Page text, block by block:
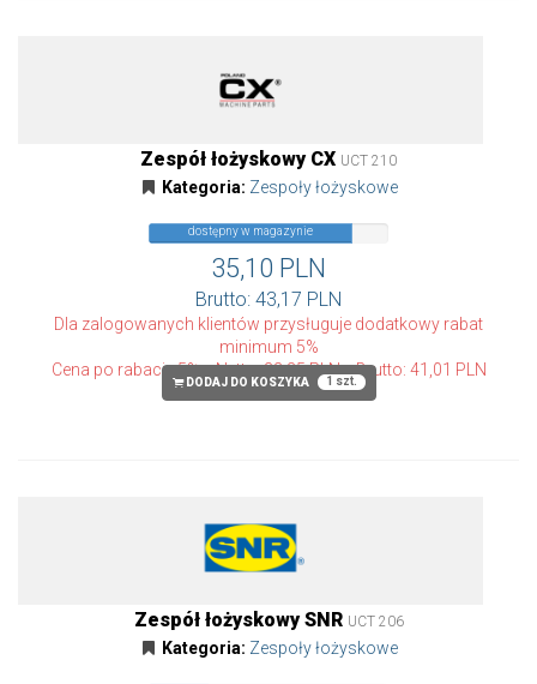
Zespół łożyskowy CX UCT 210
Kategoria: Zespoły łożyskowe
dostępny w magazynie
35,10 PLN
Brutto: 43,17 PLN
Dla zalogowanych klientów przysługuje dodatkowy rabat
minimum 5%
Cena po rabacie 5%
Netto: 33,35 PLN Brutto: 41,01 PLN
DODAJ DO KOSZYKA 1 szt.
Zespół łożyskowy SNR UCT 206
Kategoria: Zespoły łożyskowe